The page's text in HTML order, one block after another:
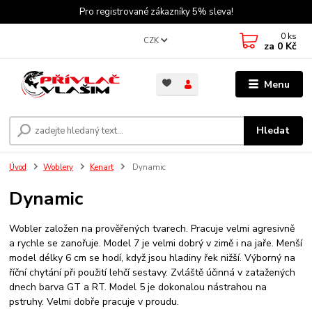
Pro registrované zákazníky 5% sleva!
Menu
CZK
Hledat
0 ks
za 0 Kč
Úvod Woblery Kenart Dynamic
Dynamic
Wobler založen na prověřených tvarech. Pracuje velmi agresivně
a rychle se zanořuje. Model 7 je velmi dobrý v zimě i na jaře. Menší
model délky 6 cm se hodí, když jsou hladiny řek nižší. Výborný na
říční chytání při použití lehčí sestavy. Zvláště účinná v zatažených
dnech barva GT a RT. Model 5 je dokonalou nástrahou na
pstruhy. Velmi dobře pracuje v proudu.